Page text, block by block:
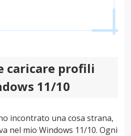
caricare profili
11/10
incontrato una cosa strana,
nel mio Windows 11/10. Ogni